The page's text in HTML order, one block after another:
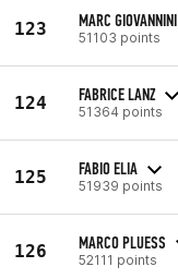
123 MARC GIOVANNINI
51103 points
124 FABRICE LANZ
51364 points
125 FABIO ELIA
51939 points
126 MARCO PLUESS
52111 points